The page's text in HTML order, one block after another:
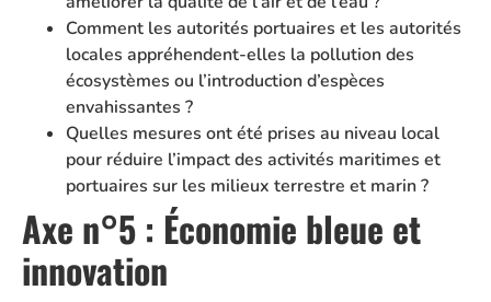
Comment les autorités portuaires et les autorités
locales appréhendent-elles la pollution des
écosystèmes ou l’introduction d’espèces
envahissantes ?
Quelles mesures ont été prises au niveau local
pour réduire l’impact des activités maritimes et
portuaires sur les milieux terrestre et marin ?
Axe n°5 : Économie bleue et
innovation